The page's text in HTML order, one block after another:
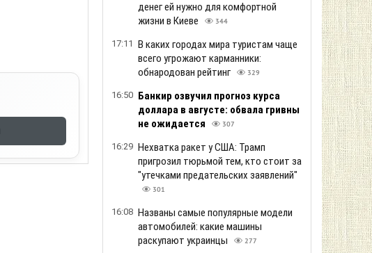
денег ей нужно для комфортной
жизни в Киеве
344
17:11 В каких городах мира туристам чаще
всего угрожают карманники:
обнародован рейтинг
329
16:50 Банкир озвучил прогноз курса
доллара в августе: обвала гривны
не ожидается
307
16:29 Нехватка ракет у США: Трамп
пригрозил тюрьмой тем, кто стоит за
"утечками предательских заявлений"
301
16:08 Названы самые популярные модели
автомобилей: какие машины
раскупают украинцы
277